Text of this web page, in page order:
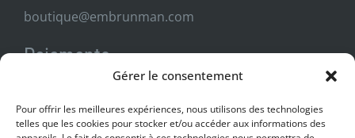
Gérer le consentement
Pour offrir les meilleures expériences, nous utilisons des technologies
telles que les cookies pour stocker et/ou accéder aux informations des
boutique@embrunman.com
Paiements
Livraison